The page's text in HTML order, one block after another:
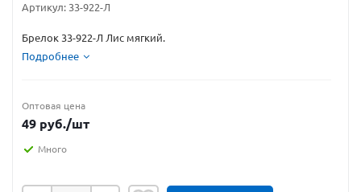
Артикул: 33-922-Л
Брелок 33-922-Л Лис мягкий.
Подробнее
Оптовая цена
49 руб./шт
Много